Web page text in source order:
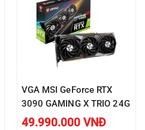
VGA MSI GeForce RTX
3090 GAMING X TRIO 24G
49.990.000 VNĐ